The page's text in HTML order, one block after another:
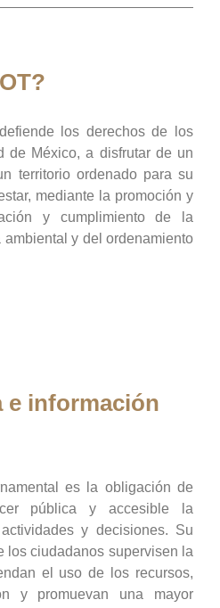
los derechos de los
de México, a disfrutar de un
territorio ordenado para su
mediante la promoción y
y cumplimiento de la
y del ordenamiento
e información
es la obligación de
pública y accesible la
y decisiones. Su
los ciudadanos supervisen la
el uso de los recursos,
y promuevan una mayor